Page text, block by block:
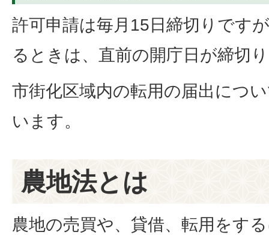
許可申請は毎月15日締切りです
るときは、直前の開庁日が締切
市街化区域内の転用の届出につ
います。
農地法とは
農地の売買や、貸借、転用をす